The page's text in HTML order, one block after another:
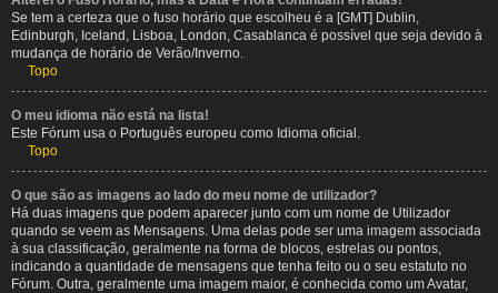
Se tem a certeza que o fuso horário que escolheu é a [GMT] Dublin,
Edinburgh, Iceland, Lisboa, London, Casablanca é possível que seja devido à
mudança de horário de Verão/Inverno.
Topo
O meu idioma não está na lista!
Este Fórum usa o Português europeu como Idioma oficial.
Topo
O que são as imagens ao lado do meu nome de utilizador?
Há duas imagens que podem aparecer junto com um nome de Utilizador
quando se veem as Mensagens. Uma delas pode ser uma imagem associada
à sua classificação, geralmente na forma de blocos, estrelas ou pontos,
indicando a quantidade de mensagens que tenha feito ou o seu estatuto no
Fórum. Outra, geralmente uma imagem maior, é conhecida como um Avatar,